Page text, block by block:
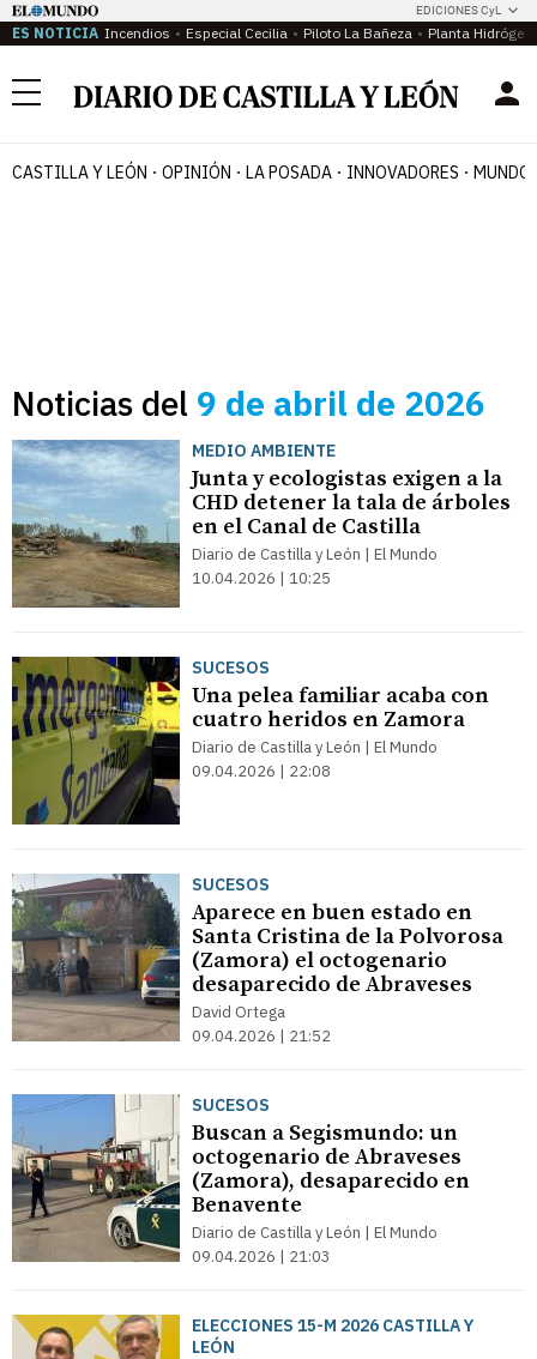
EDICIONES CyL
ES NOTICIA Incendios Especial Cecilia Piloto La Bañeza Planta
Menú
CASTILLA Y LEÓN OPINIÓN LA POSADA INNOVADORES MUNDO
Noticias del 9 de abril de 2026
MEDIO AMBIENTE
Junta y ecologistas exigen a la
CHD detener la tala de árboles
en el Canal de Castilla
Diario de Castilla y León | El Mundo
10.04.2026 | 10:25
SUCESOS
Una pelea familiar acaba con
cuatro heridos en Zamora
Diario de Castilla y León | El Mundo
09.04.2026 | 22:08
SUCESOS
Aparece en buen estado en
Santa Cristina de la Polvorosa
(Zamora) el octogenario
desaparecido de Abraveses
David Ortega
09.04.2026 | 21:52
SUCESOS
Buscan a Segismundo: un
octogenario de Abraveses
(Zamora), desaparecido en
Benavente
Diario de Castilla y León | El Mundo
09.04.2026 | 21:03
ELECCIONES 15-M 2026 CASTILLA Y
LEÓN